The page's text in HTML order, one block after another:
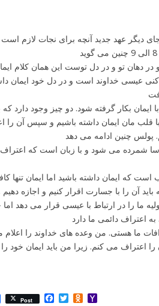
هر جای دیگر عهد جدید آنچه برای نجات لازم
عیسی خداوند است و در دل خود ایمان
بکار گرفته شود. دو چیز وجود دارد که
قلب مان ایمان داشته باشیم و سپس آن را
پولس چنین ادامه می دهد
که ایمان داشته باشید اما ایمان تنها
باید آن را با جسارت اقرار کنیم و اجازه
ما را در ارتباط با عیسی قرار می دهد
اعتراف دائمی ما دارد
ما هستی. من وعده های خداوند را اعلام
اعتراف می کنم. زیرا من باید ایمان خود را
Post Facebook
TwitterOdnoklassniki